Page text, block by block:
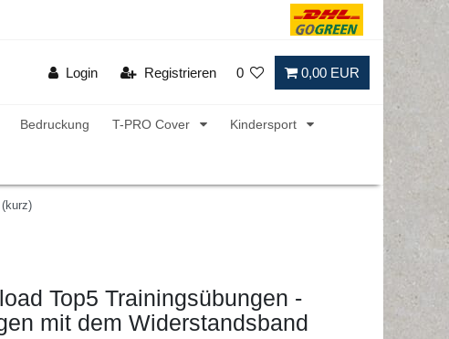
Login Registrieren 0 0,00 EUR
Bedruckung T-PRO Cover Kindersport
Top5 Trainingsübungen -
mit dem Widerstandsband